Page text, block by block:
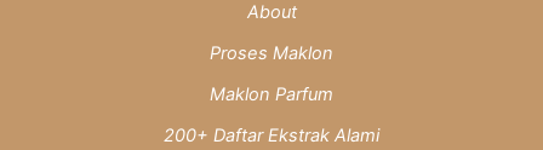
About
Proses Maklon
Maklon Parfum
200+ Daftar Ekstrak Alami